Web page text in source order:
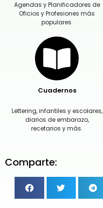
Agendas y Planificadores de
Oficios y Profesiones más
populares.
Cuadernos
Lettering, infantiles y escolares,
diarios de embarazo,
recetarios y más.
Comparte: